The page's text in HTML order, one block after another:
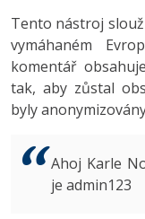
UML a
React
Spring
ASP.NET
HTML /
UML a
MySQL/
MS-SQL
Tester
3D grafik
Swift -80%
Kotlin -80%
VB.NET
SEO
UX
Business
Adobe
Adobe
Adobe
Inkscape
Tento nástroj
vymáhaném
komentář
tak, aby zůstal
byly
Ahoj Karle
je admin123